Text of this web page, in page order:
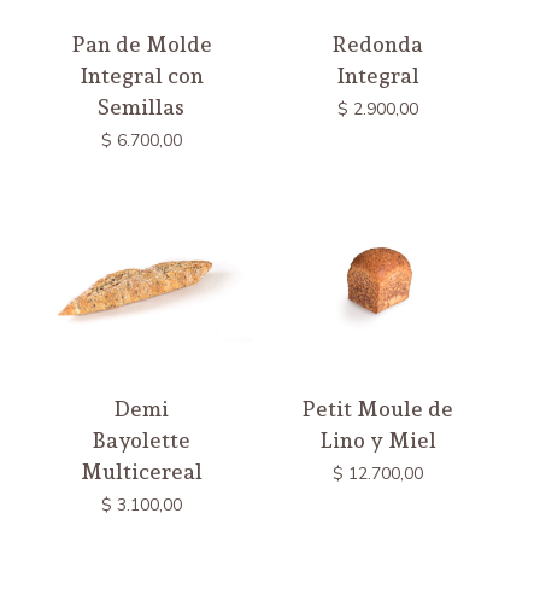
Pan de Molde
Integral con
Semillas
$ 6.700,00
Redonda
Integral
$ 2.900,00
Demi
Bayolette
Multicereal
$ 3.100,00
Petit Moule de
Lino y Miel
$ 12.700,00